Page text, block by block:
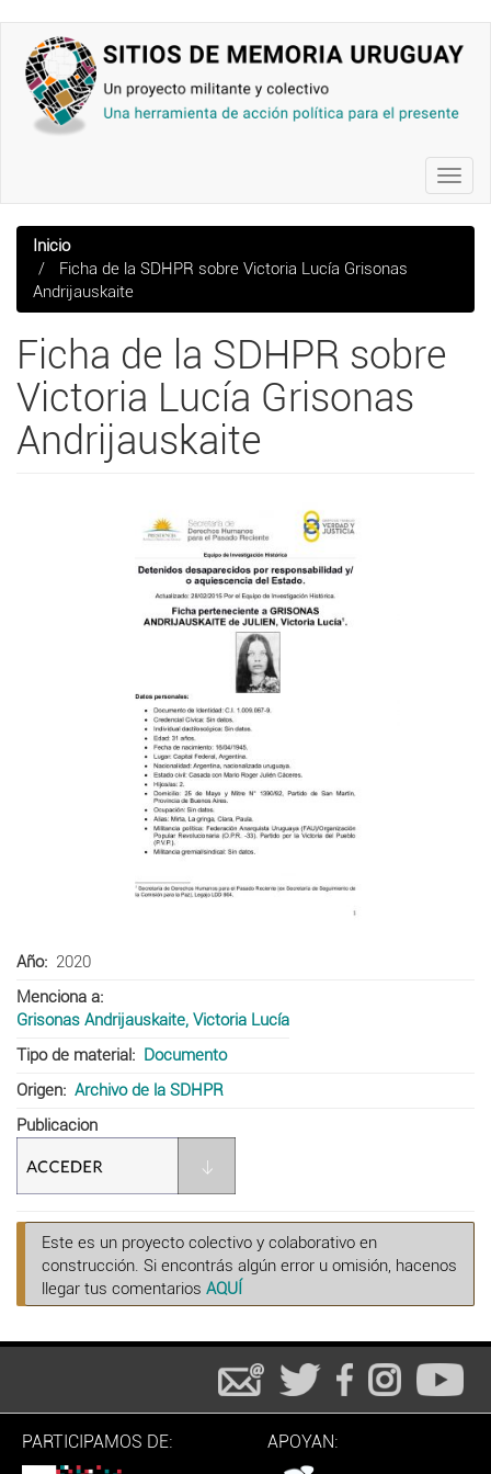
contenido
principal
Inicio
Ficha de la SDHPR sobre Victoria Lucía Grisonas
Andrijauskaite
Ficha de la SDHPR sobre
Victoria Lucía Grisonas
Andrijauskaite
Año
2020
Menciona a
Grisonas Andrijauskaite, Victoria Lucía
Tipo de material
Documento
Origen
Archivo de la SDHPR
Publicacion
Este es un proyecto colectivo y colaborativo en
construcción. Si encontrás algún error u omisión, hacenos
llegar tus comentarios AQUÍ
PARTICIPAMOS DE: APOYAN: